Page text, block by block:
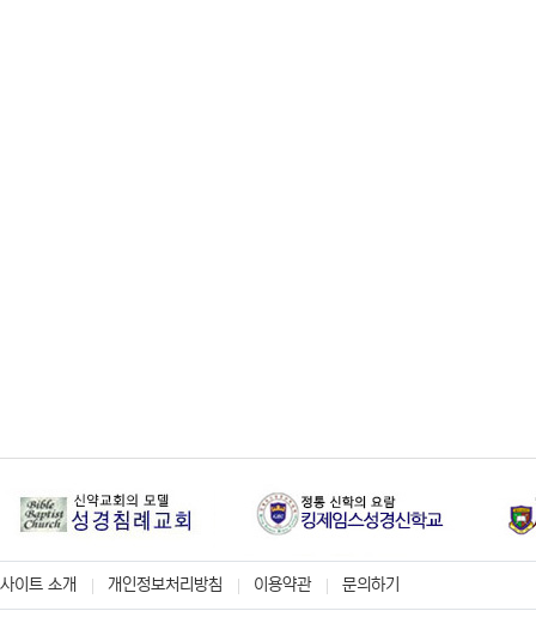
사이트 소개 개인정보처리방침 이용약관 문의하기